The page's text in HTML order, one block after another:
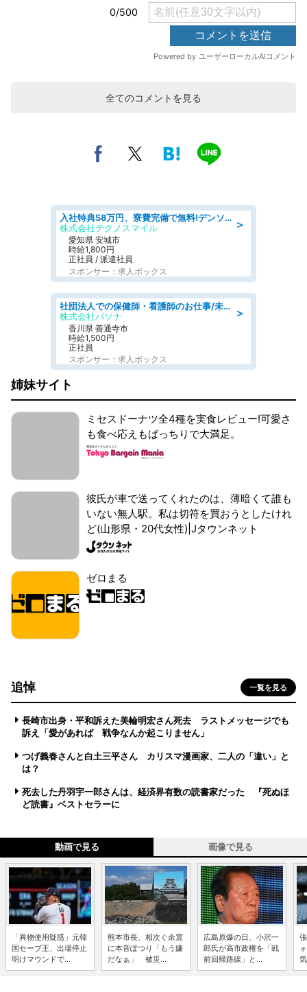
全てのコメントを見る
＞
入社特典58万円、寮費完備で無料!デンソーで働こう!自動車工場で小型部品の検査業務 denso aichi
株式会社テクノスマイル
愛知県 安城市
時給1,800円
正社員 / 派遣社員
スポンサー：求人ボックス
＞
社団法人での保健師・看護師のお仕事/未経験OK/要資格:普通免許、保健師、正看護師
株式会社パソナ
香川県 善通寺市
時給1,500円
正社員
スポンサー：求人ボックス
姉妹サイト
ミセスドーナツ全4種を実食レビュー!可愛さ
も食べ応えもばっちりで大満足。
彼氏が車で送ってくれたのは、薄暗くて誰も
いない無人駅。私は切符を買おうとしたけれ
ど(山形県・20代女性)|Jタウンネット
ゼロまる
追悼 一覧を見る
長崎市出身・平和訴えた美輪明宏さん死去 ラストメッセージでも
訴え「愛があれば 戦争なんか起こりません」
つげ義春さんと白土三平さん カリスマ漫画家、二人の「違い」と
は？
死去した丹羽宇一郎さんは、経済界有数の読書家だった 『死ぬほ
ど読書』ベストセラーに
動画で見る 画像で見る
「異物使用疑惑」元韓
国セーブ王、出場停止
明けマウンドで...
熊本市長、相次ぐ余震
に本音ぽつり「もう嫌
だなぁ」 被災...
広島原爆の日、小沢一
郎氏が高市政権を「戦
前回帰路線」と...